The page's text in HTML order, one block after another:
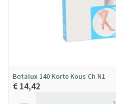
Botalux 140 Korte Kous Ch N1
€ 14,42